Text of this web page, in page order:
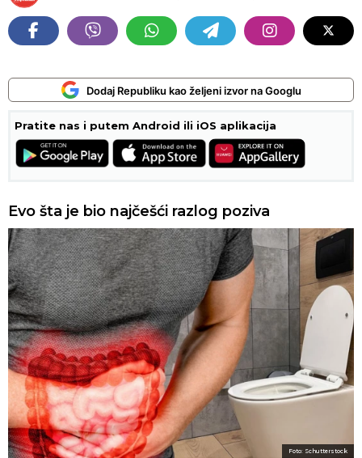
Dodaj Republiku kao željeni izvor na Googlu
Pratite nas i putem Android ili iOS aplikacija
Evo šta je bio najčešći razlog poziva
Foto: Schutterstock